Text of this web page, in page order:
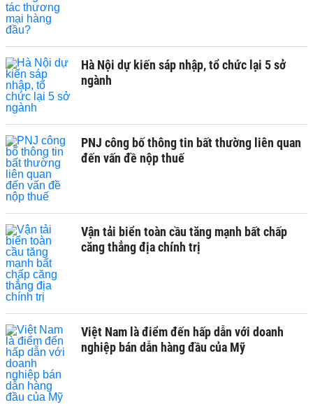
Hà Nội dự kiến sáp nhập, tổ chức lại 5 sở
ngành
PNJ công bố thông tin bất thường liên quan
đến vấn đề nộp thuế
Vận tải biển toàn cầu tăng mạnh bất chấp
căng thẳng địa chính trị
Việt Nam là điểm đến hấp dẫn với doanh
nghiệp bán dẫn hàng đầu của Mỹ